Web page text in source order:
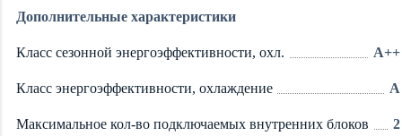
Дополнительные характеристики
Класс сезонной энергоэффективности, охл. A++
Класс энергоэффективности, охлаждение A
Максимальное кол-во подключаемых внутренних блоков 2